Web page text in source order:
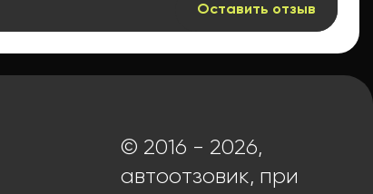
Оставить отзыв
© 2016 - 2026,
автоотзовик, при